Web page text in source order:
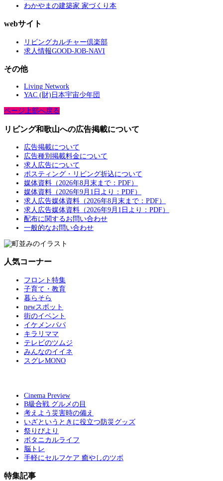
わかやまの建築家 家づくり本
webサイト
リビングカルチャー倶楽部
求人情報GOOD-JOB-NAVI
その他
Living Network
YAC (財)日本宇宙少年団
ページ上部へ戻る
リビング和歌山への広告掲載について
広告掲載について
広告種別掲載料金について
求人広告について
ポスティング・リビング折込について
媒体資料（2026年8月末まで：PDF）
媒体資料（2026年9月1日より：PDF）
求人広告媒体資料（2026年8月末まで：PDF）
求人広告媒体資料（2026年9月1日より：PDF）
配布に関するお問い合わせ
一般的なお問い合わせ
人気コーナー
フロント特集
子育て・教育
暮らそら
newスポット
街のイベント
イケメンパパ
キラリママ
テレビのツムジ
みんなのイイネ
スグレMONO
Cinema Preview
B級合戦 グルメの目
考えよう災害時の備え
いざというときに役立つ防災グッズ
祭りびより
ボタニカルライフ
脳トレ
手軽にセルフケア 癒やしのツボ
特集記事